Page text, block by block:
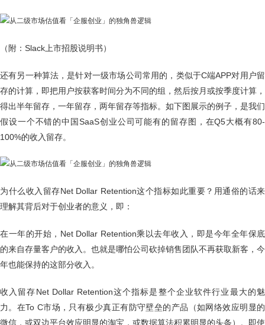
（附：Slack上市招股说明书）
还有另一种算法，是针对一级市场公司常用的，类似于C端APP对用户留
存的计算，即把用户按获客时间分为不同的组，然后按月或按季度计算，
得出半年留存，一年留存，两年留存等指标。如下图展示的例子，是我们
假设一个不错的中国SaaS创业公司可能有的留存图，在Q5大概有80-
100%的收入留存。
为什么收入留存Net Dollar Retention这个指标如此重要？用通俗的话来
理解其背后对于创业者的意义，即：
在一年的开始，Net Dollar Retention乘以去年收入，即是今年全年保底
的来自存量客户的收入。也就是哪怕公司砍掉销售团队不再获取新客，今
年也能保持的这部分收入。
收入留存Net Dollar Retention这个指标是整个企业软件行业最大的魅
力。在To C市场，只有极少真正有防守壁垒的产品（如网络效应明显的
微信，或双边平台效应明显的淘宝，或数据算法积累明显的头条）。即使